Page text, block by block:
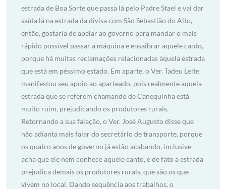
estrada de Boa Sorte que passa lá pelo Padre Stael e vai dar
saída lá na estrada da divisa com São Sebastião do Alto,
então, gostaria de apelar ao governo para mandar o mais
rápido possível passar a máquina e ensaibrar aquele canto,
porque há muitas reclamações relacionadas àquela estrada
que está em péssimo estado. Em aparte, o Ver. Tadeu Leite
manifestou seu apoio ao aparteado, pois realmente aquela
estrada que se referem chamando de Canequinha está
muito ruim, prejudicando os produtores rurais.
Retornando a sua falação, o Ver. José Augusto disse que
não adianta mais falar do secretário de transporte, porque
os quatro anos de governo já estão acabando, inclusive
acha que ele nem conhece aquele canto, e de fato a estrada
prejudica demais os produtores rurais, que são os que
vivem no local. Dando sequência aos trabalhos, o